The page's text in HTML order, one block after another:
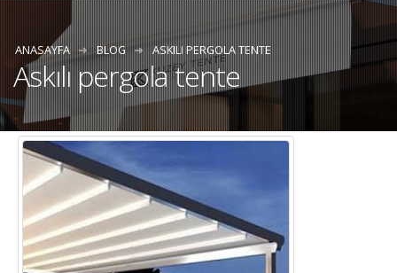
ANASAYFA BLOG ASKILI PERGOLA TENTE
Askılı pergola tente